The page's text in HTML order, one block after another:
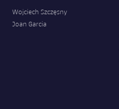
Wojciech Szczęsny
Joan Garcia